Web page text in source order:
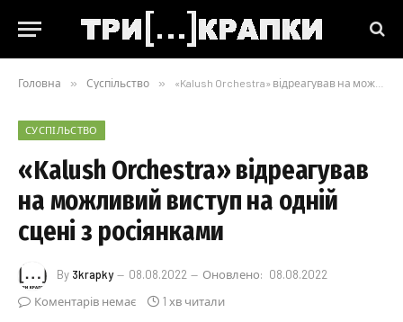
Головна » Суспільство » «Kalush Orchestra» відреагував на можливий виступ на одній сцені з росіянками
СУСПІЛЬСТВО
«Kalush Orchestra» відреагував
на можливий виступ на одній
сцені з росіянками
By 3krapky 08.08.2022 Оновлено: 08.08.2022
Коментарів немає
1 хв читали